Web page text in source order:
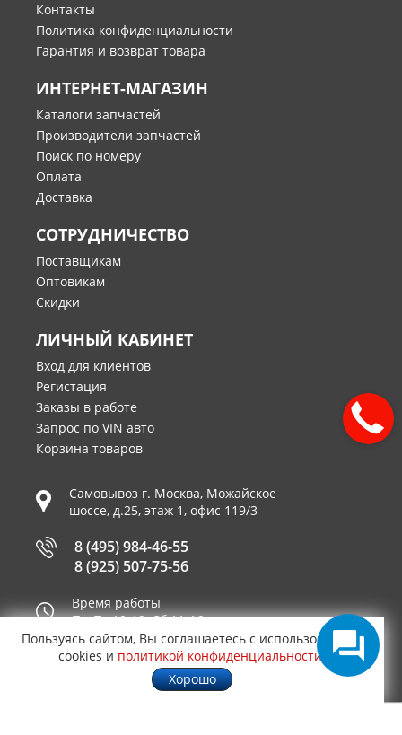
Контакты
Политика конфиденциальности
Гарантия и возврат товара
ИНТЕРНЕТ-МАГАЗИН
Каталоги запчастей
Производители запчастей
Поиск по номеру
Оплата
Доставка
СОТРУДНИЧЕСТВО
Поставщикам
Оптовикам
Скидки
ЛИЧНЫЙ КАБИНЕТ
Вход для клиентов
Регистация
Заказы в работе
Запрос по VIN авто
Корзина товаров
Самовывоз г. Москва, Можайское
шоссе, д.25, этаж 1, офис 119/3
8 (495) 984-46-55
8 (925) 507-75-56
Время работы
Пн-Пт 10-19, Сб 11-16
Принимаем к оплате
Пользуясь сайтом, Вы соглашаетесь с использованием
cookies и политикой конфиденциальности
Хорошо